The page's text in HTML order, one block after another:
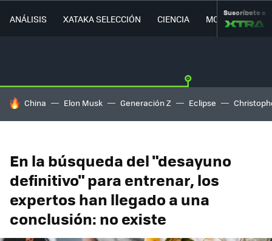
ANÁLISIS XATAKA SELECCIÓN CIENCIA MOVILIDAD
Suscríbete a
HOY SE HABLA DE
China Elon Musk Generación Z Eclipse
En la búsqueda del "desayuno
definitivo" para entrenar, los
expertos han llegado a una
conclusión: no existe